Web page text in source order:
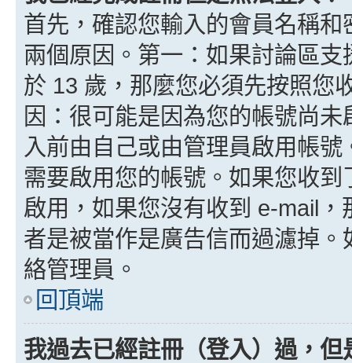
首先，確認您輸入的會員名稱
兩個原因。第一：如果討論區
於 13 歲，那麼您必須先按照您
因：很可能是因為您的帳號尚
入前由自己或由管理員啟用帳
需要啟用您的帳號。如果您收
啟用，如果您沒有收到 e-mail
者是被當作是廣告信而過濾掉
絡管理員。
回頂端
我過去已經註冊（登入）過，